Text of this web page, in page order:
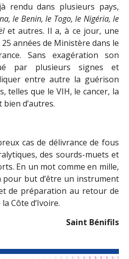
rendu dans plusieurs pays,
le Benin, le Togo, le Nigéria, le
et autres. Il a, à ce jour, une
années de Ministère dans le
Sans exagération son
par plusieurs signes et
entre autre la guérison
telles que le VIH, le cancer, la
bien d’autres.
cas de délivrance de fous
des sourds-muets et
En un mot comme en mille,
pour but d’être un instrument
de préparation au retour de
Côte d’Ivoire.
Saint Bénifils